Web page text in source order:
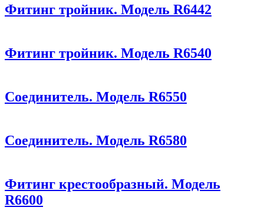
Фитинг тройник. Модель R6442
Фитинг тройник. Модель R6540
Соединитель. Модель R6550
Соединитель. Модель R6580
Фитинг крестообразный. Модель
R6600